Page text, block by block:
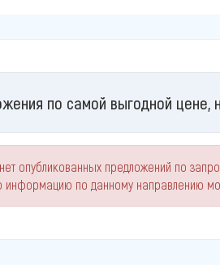
по самой выгодной цене,
опубликованных предложений по
по данному направлению